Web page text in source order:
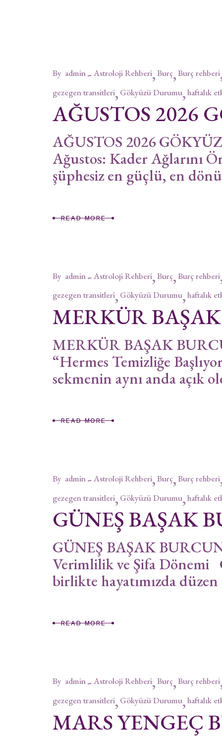
By admin Astroloji Rehberi Burç Burç rehberi
gezegen transitleri Gökyüzü Durumu haftalık
AĞUSTOS 2026
AĞUSTOS 2026
Ağustos: Kader Ağlarını
şüphesiz en güçlü, en
READ MORE
By admin Astroloji Rehberi Burç Burç rehberi
gezegen transitleri Gökyüzü Durumu haftalık
MERKÜR
MERKÜR BAŞAK
“Hermes Temizliğe
sekmenin aynı anda açık
READ MORE
By admin Astroloji Rehberi Burç Burç rehberi
gezegen transitleri Gökyüzü Durumu haftalık
GÜNEŞ BAŞAK
GÜNEŞ BAŞAK
Verimlilik ve Şifa Dönemi
birlikte hayatımızda
READ MORE
By admin Astroloji Rehberi Burç Burç rehberi
gezegen transitleri Gökyüzü Durumu haftalık
MARS YENGEÇ